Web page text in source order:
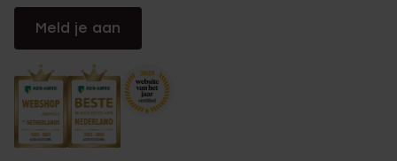
Meld je aan